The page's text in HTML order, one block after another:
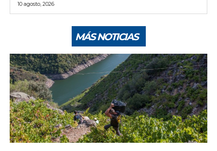
10 agosto, 2026
MÁS NOTICIAS